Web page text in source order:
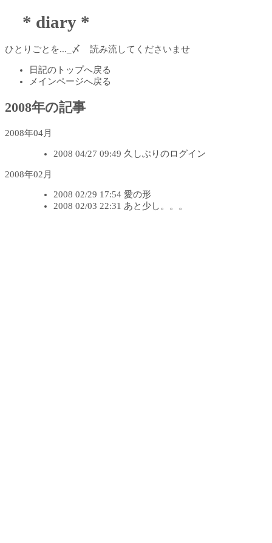
* diary *
ひとりごとを..._〆 読み流してくださいませ
日記のトップへ戻る
メインページへ戻る
2008年の記事
2008年04月
2008 04/27 09:49 久しぶりのログイン
2008年02月
2008 02/29 17:54 愛の形
2008 02/03 22:31 あと少し。。。